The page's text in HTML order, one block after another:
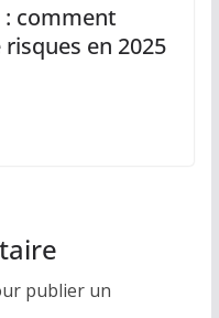
comment
en 2025
publier un